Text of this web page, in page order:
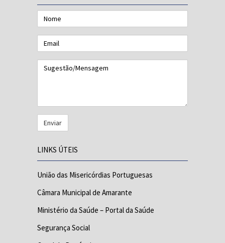
Nome
Email
Sugestão/Mensagem
LINKS ÚTEIS
União das Misericórdias Portuguesas
Câmara Municipal de Amarante
Ministério da Saúde – Portal da Saúde
Segurança Social